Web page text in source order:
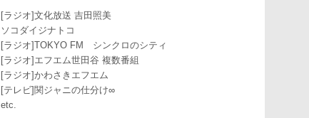
[ラジオ]文化放送 吉田照美
ソコダイジナトコ
[ラジオ]TOKYO FM シンクロのシティ
[ラジオ]エフエム世田谷 複数番組
[ラジオ]かわさきエフエム
[テレビ]関ジャニの仕分け∞
etc.